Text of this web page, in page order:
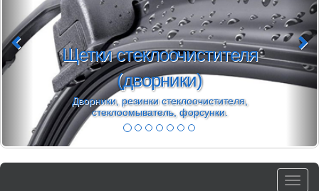
стеклоочистителя
(дворники)
резинки стеклоочистителя,
стеклоомыватель, форсунки.
Toggle